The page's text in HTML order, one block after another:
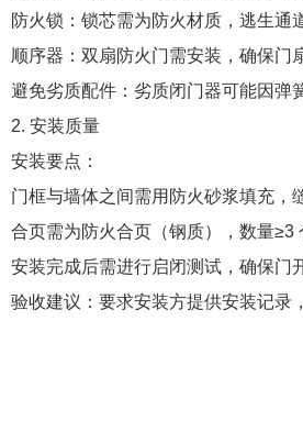
防火锁：锁芯需为防火材质，逃生通
顺序器：双扇防火门需安装，确保门
避免劣质配件：劣质闭门器可能因弹
2. 安装质量
安装要点：
门框与墙体之间需用防火砂浆填充，
合页需为防火合页（钢质），数量≥3
安装完成后需进行启闭测试，确保门
验收建议：要求安装方提供安装记录